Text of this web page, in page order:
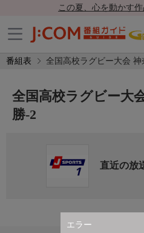
この夏、心を動かす
番組表 全国高校ラグビー大会
エラー
全国高校ラグビー大
勝-2
直近の放